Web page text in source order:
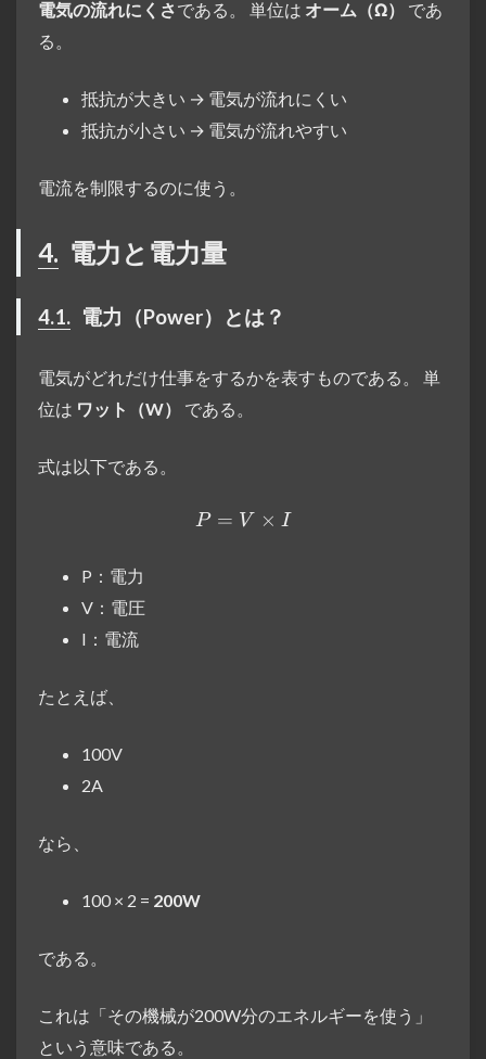
電気の流れにくさである。 単位は オーム（Ω）
であ
る。
抵抗が大きい → 電気が流れにくい
抵抗が小さい → 電気が流れやすい
電流を制限するのに使う。
4. 電力と電力量
4.1. 電力（Power）とは？
電気がどれだけ仕事をするかを表すものである。 単
位は ワット（W） である。
式は以下である。
P = V × I
P = V × I
P：電力
V：電圧
I：電流
たとえば、
100V
2A
なら、
100 × 2 = 200W
である。
これは「その機械が200W分のエネルギーを使う」
という意味である。